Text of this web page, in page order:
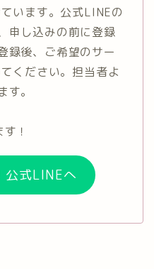
います。公式LINEの
申し込みの前に登録
録後、ご希望のサー
ください。担当者よ
。
！
公式LINEへ